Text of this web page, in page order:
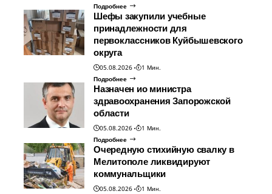
Подробнее
Шефы закупили учебные
принадлежности для
первоклассников Куйбышевского
округа
05.08.2026
1 Мин.
Подробнее
Назначен ио министра
здравоохранения Запорожской
области
05.08.2026
1 Мин.
Подробнее
Очередную стихийную свалку в
Мелитополе ликвидируют
коммунальщики
05.08.2026
1 Мин.